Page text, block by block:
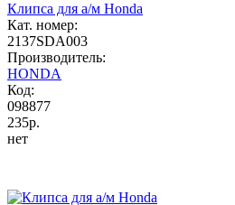
Клипса для а/м Honda
Кат. номер:
2137SDA003
Производитель:
HONDA
Код:
098877
235р.
нет